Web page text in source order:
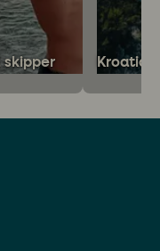
skipper Kroatia